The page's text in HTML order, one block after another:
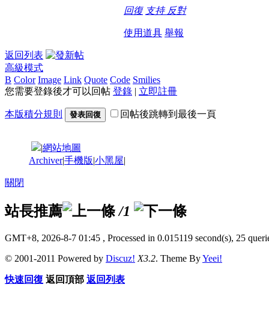
回復 支持 反對
使用道具 舉報
返回列表
高級模式
B Color Image Link Quote Code Smilies
您需要登錄後才可以回帖 登錄 | 立即註冊
本版積分規則 發表回復 回帖後跳轉到最後一頁
|網站地圖
Archiver|手機版|小黑屋|
關閉
站長推薦 /1
GMT+8, 2026-8-7 01:45 , Processed in 0.015119 second(s), 25
© 2001-2011 Powered by Discuz! X3.2. Theme ByYeei!
快速回復 返回頂部 返回列表